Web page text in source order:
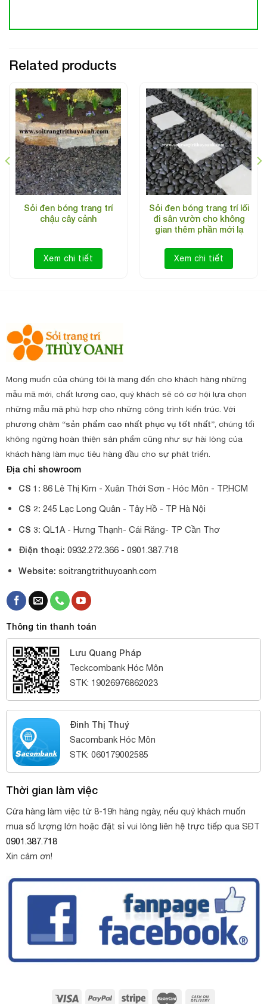
Related products
Sỏi đen bóng trang trí
chậu cây cảnh
Xem chi tiết
Sỏi đen bóng trang trí lối
đi sân vườn cho không
gian thêm phần mới lạ
Xem chi tiết
Mong muốn của chúng tôi là mang đến cho khách hàng những
mẫu mã mới, chất lượng cao, quý khách sẽ có cơ hội lựa chọn
những mẫu mã phù hợp cho những công trình kiến trúc. Với
phương châm “sản phẩm cao nhất phục vụ tốt nhất”, chúng tối
không ngừng hoàn thiện sản phẩm cũng như sự hài lòng của
khách hàng làm mục tiêu hàng đầu cho sự phát triển.
Địa chỉ showroom
CS 1: 86 Lê Thị Kim - Xuân Thới Sơn - Hóc Môn - TP.HCM
CS 2: 245 Lạc Long Quân - Tây Hồ - TP Hà Nội
CS 3: QL1A - Hưng Thạnh- Cái Răng- TP Cần Thơ
Điện thoại: 0932.272.366 - 0901.387.718
Website: soitrangtrithuyoanh.com
Thông tin thanh toán
Lưu Quang Pháp
Teckcombank Hóc Môn
STK: 19026976862023
Đinh Thị Thuý
Sacombank Hóc Môn
STK: 060179002585
Thời gian làm việc
Cửa hàng làm việc từ 8-19h hàng ngày, nếu quý khách muốn
mua số lượng lớn hoặc đặt sỉ vui lòng liên hệ trực tiếp qua SĐT
0901.387.718
Xin cảm ơn!